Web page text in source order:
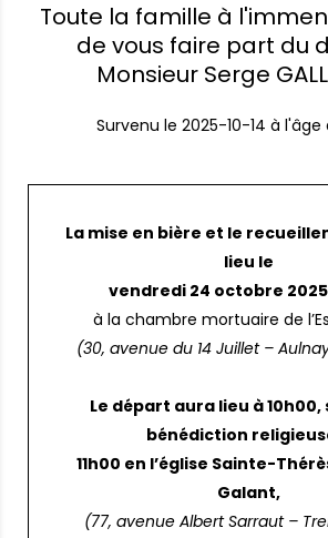
Toute la famille à
de vous faire part du
Monsieur Serge
Survenu le 2025-10-14 à l'âge
La mise en bière et le
lieu le
vendredi 24 octobre
à la chambre mortuaire de
(30, avenue du 14 Juillet –
Le départ aura lieu à 10h00,
bénédiction
11h00 en l’église Sainte-
Galant,
(77, avenue Albert Sarraut –